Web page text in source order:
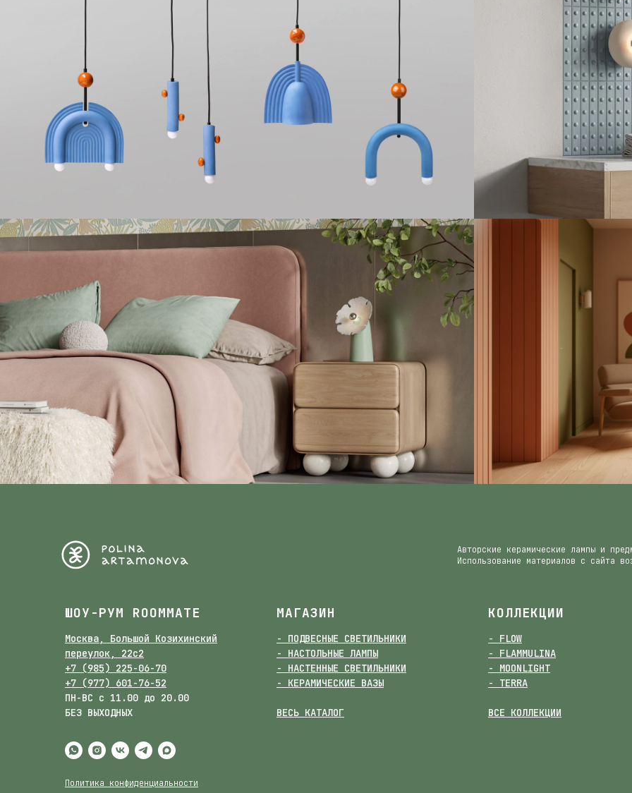
ПОДВЕСНЫЕ СВЕТИЛЬНИКИ
Подвесные светильники из керамики
НАСТОЛЬНЫЕ ЛАМПЫ
Керамические настольные лампы
Авторские керамические лампы и
Использование материалов с сайта
ШОУ-РУМ ROOMMATE
Москва, Большой Козихинский
переулок, 22с2
+7 (985) 225-06-70
+7 (977) 601-76-52
ПН-ВС с 11.00 до 20.00
БЕЗ ВЫХОДНЫХ
МАГАЗИН
- ПОДВЕСНЫЕ СВЕТИЛЬНИКИ
- НАСТОЛЬНЫЕ ЛАМПЫ
- НАСТЕННЫЕ СВЕТИЛЬНИКИ
- КЕРАМИЧЕСКИЕ ВАЗЫ
ВЕСЬ КАТАЛОГ
КОЛЛЕКЦИИ
- FLOW
- FLAMMULINA
- MOONLIGHT
- TERRA
ВСЕ КОЛЛЕКЦИИ
Политика конфиденциальности